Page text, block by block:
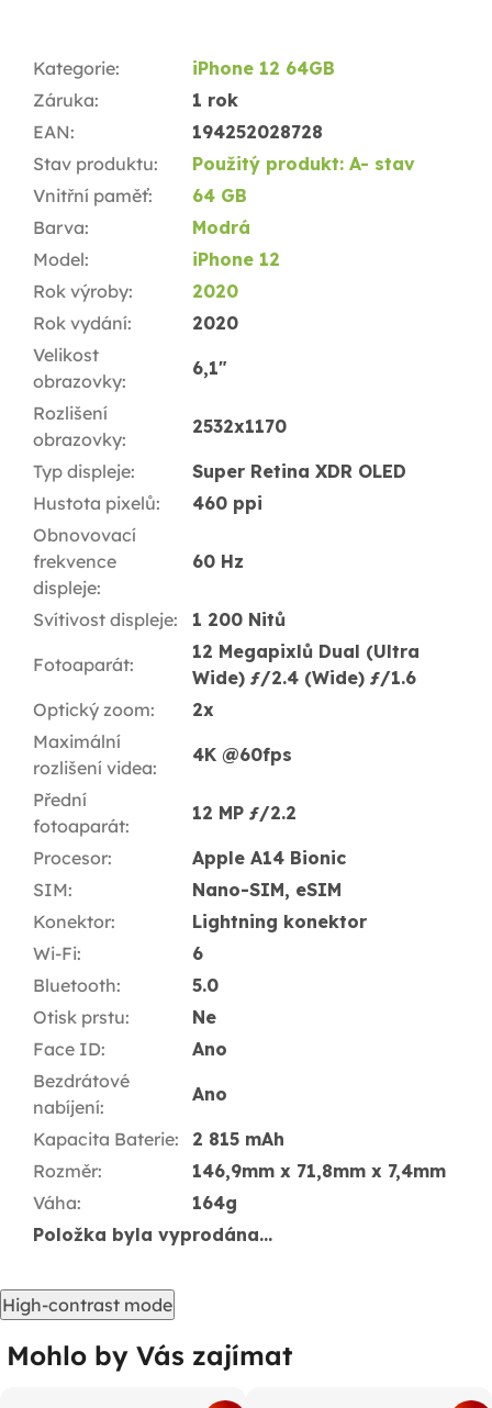
Kategorie:
iPhone 12 64GB
Záruka:
1 rok
EAN:
194252028728
Stav produktu:
Použitý produkt: A- stav
Vnitřní paměť:
64 GB
Barva:
Modrá
Model:
iPhone 12
Rok výroby:
2020
Rok vydání:
2020
Velikost
obrazovky:
6,1"
Rozlišení
obrazovky:
2532x1170
Typ displeje:
Super Retina XDR OLED
Hustota pixelů:
460 ppi
Obnovovací
frekvence
displeje:
60 Hz
Svítivost displeje: 1 200 Nitů
Fotoaparát:
12 Megapixlů Dual (Ultra
Wide) ƒ/2.4 (Wide) ƒ/1.6
Optický zoom:
2x
Maximální
rozlišení videa:
4K @60fps
Přední
fotoaparát:
12 MP ƒ/2.2
Procesor:
Apple A14 Bionic
SIM:
Nano-SIM, eSIM
Konektor:
Lightning konektor
Wi-Fi:
6
Bluetooth:
5.0
Otisk prstu:
Ne
Face ID:
Ano
Bezdrátové
nabíjení:
Ano
Kapacita Baterie:
2 815 mAh
Rozměr:
146,9mm x 71,8mm x 7,4mm
Váha:
164g
Položka byla vyprodána…
High-contrast mode
Mohlo by Vás zajímat